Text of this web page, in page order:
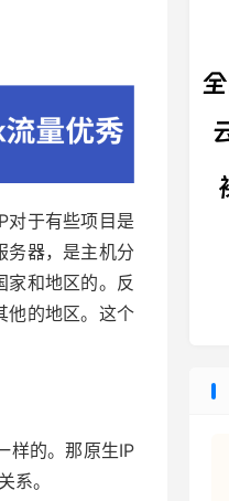
对于有些项目是
务器，是主机分
家和地区的。反
他的地区。这个
样的。那原生IP
系。